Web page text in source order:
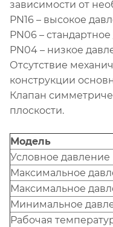
зависимости от
PN16 – высокое
PN06 –
PN04 – низкое
Отсутствие
конструкции
Клапан
плоскости.
Модель
Условное давление
Максимальное
Максимальное
Минимальное
Рабочая